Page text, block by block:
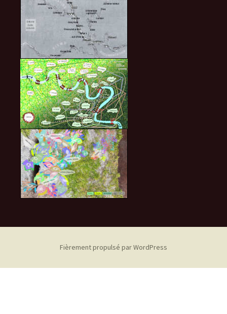
Fièrement propulsé par WordPress